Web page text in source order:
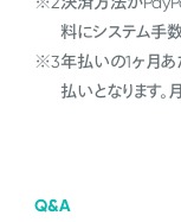
料にシステム手
※3年払いの1ヶ月あ
払いとなります。
Q&A